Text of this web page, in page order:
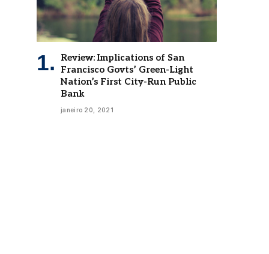
Francisco Govts’ Green-Light
Nation’s First City-Run Public
Bank